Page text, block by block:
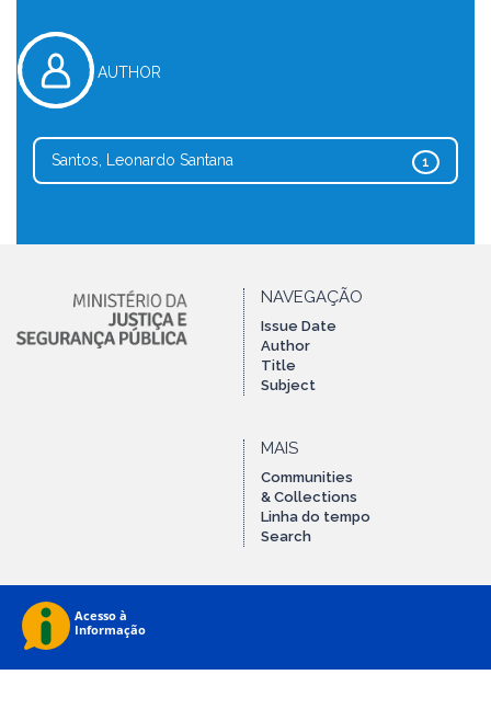
AUTHOR
1
Santos, Leonardo Santana
NAVEGAÇÃO
Issue Date
Author
Title
Subject
MAIS
Communities
& Collections
Linha do tempo
Search